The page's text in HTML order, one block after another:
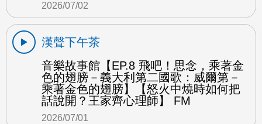
2026/07/02
漢聲下午茶
音樂故事館【EP.8 飛吧！思念，乘著金
色的翅膀－義大利第二國歌：威爾第－
乘著金色的翅膀】【怒火中燒時如何把
話說開？王家齊心理師】 FM
2026/07/01